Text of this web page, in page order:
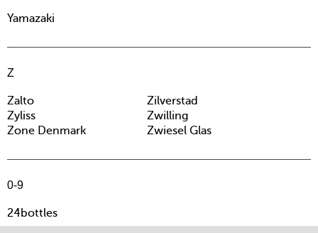
Yamazaki
Z
Zalto
Zilverstad
Zyliss
Zwilling
Zone Denmark
Zwiesel Glas
0-9
24bottles